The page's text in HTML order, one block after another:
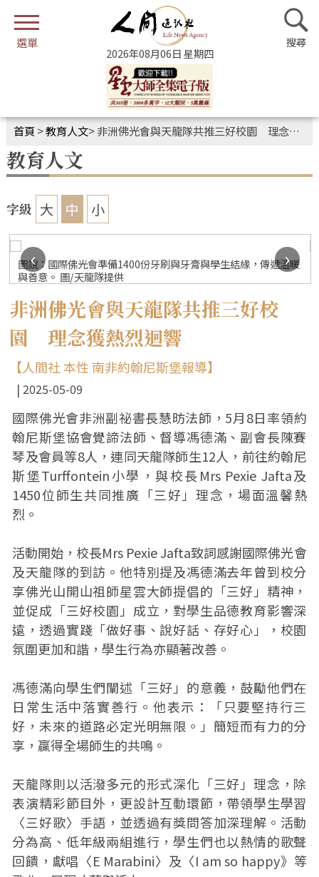
2026年08月06日 星期四
首頁 >教育人文>非洲佛光會與天龍隊共推三好校園 理念獲熱烈迴響
教育人文
字級 大 中 小
圖說：國際佛光會準備1400份牙刷與牙膏與學生結緣，傳遞溫暖
與善意。 圖/天龍隊提供
‹
›
非洲佛光會與天龍隊共推三好校
園 理念獲熱烈迴響
【人間社 本性 南非約翰尼斯堡報導】
2025-05-09
國際佛光會非洲副祕書長慧昉法師，5月8日率領約
翰尼斯堡協會覺諦法師、督導馮德滿、副會長陳賽
琴及會員等8人，連同天龍隊師生12人，前往約翰尼
斯堡Turffontein小學，與校長Mrs Pexie Jafta及
1450位師生共同推廣「三好」理念，場面溫馨熱
烈。
活動開始，校長Mrs Pexie Jafta致詞感謝國際佛光會
及天龍隊的到訪。他特別提及馮德滿去年曾到校分
享佛光山開山祖師星雲大師提倡的「三好」精神，
並促成「三好校園」成立，對學生品德教育影響深
遠，透過實踐「做好事、說好話、存好心」，校園
氛圍更加和諧，學生行為亦顯著改善。
馮德滿向學生們闡述「三好」的意義，鼓勵他們在
日常生活中落實善行。他表示：「只要堅持行三
好，未來的道路必定光明無限。」簡短而有力的分
享，贏得全場師生的共鳴。
天龍隊則以活潑多元的形式深化「三好」理念，除
表演精彩節目外，更設計互動環節，帶領學生學習
〈三好歌〉手語，並透過有獎問答加深理解。活動
分為高、低年級兩組進行，學生們也以熱情的歌聲
回饋，獻唱〈E Marabini〉及〈I am so happy》等